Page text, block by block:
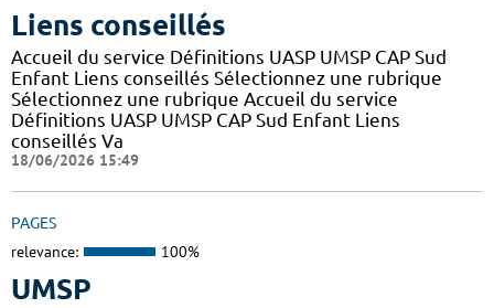
Liens conseillés
Accueil du service Définitions UASP UMSP CAP Sud
Enfant Liens conseillés Sélectionnez une rubrique
Sélectionnez une rubrique Accueil du service
Définitions UASP UMSP CAP Sud Enfant Liens
conseillés Va
18/06/2026 15:49
PAGES
relevance: 100%
UMSP